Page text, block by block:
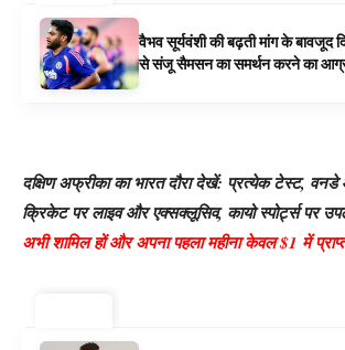
वैभव सूर्यवंशी की बढ़ती मांग के बावजूद
से संजू सैमसन का समर्थन करने का
दक्षिण अफ्रीका का भारत दौरा देखें: प्रत्येक टेस्ट,
क्रिकेट पर लाइव और एक्सक्लूसिव, कायो स्पोर्ट्स पर
अभी शामिल हों और अपना पहला महीना केवल $1 में